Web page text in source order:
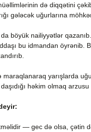
də diqqətini
gələcək uğurlarına
böyük nailiyyətlər
bu idmandan öyrənib.
yarışlarda
həkim olmaq
— gec də olsa, çətin